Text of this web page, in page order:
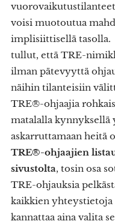
voisi muotoutua
implisiittisellä
tullut, että TRE-
ilman pätevyyttä
näihin tilanteisiin
TRE®-ohjaajia
matalalla
askarruttamaan heitä
TRE®-ohjaajien
sivustolta, tosin osa
TRE-ohjauksia
kaikkien
kannattaa aina valita